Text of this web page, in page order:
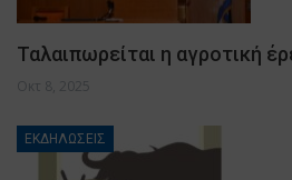
Ταλαιπωρείται η αγροτική
Οκτ 8, 2025
ΕΚΔΗΛΩΣΕΙΣ